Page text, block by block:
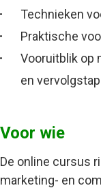
Technieken
Praktische
Vooruitblik op
en
Voor wie
De online cursus
marketing- en